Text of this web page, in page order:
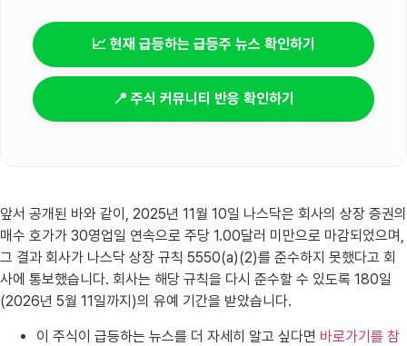
📈 현재 급등하는 급등주 뉴스 확인하기
📍 주식 커뮤니티 반응 확인하기
앞서 공개된 바와 같이, 2025년 11월 10일 나스닥은 회사의 상장 증권의
매수 호가가 30영업일 연속으로 주당 1.00달러 미만으로 마감되었으며,
그 결과 회사가 나스닥 상장 규칙 5550(a)(2)를 준수하지 못했다고 회
사에 통보했습니다. 회사는 해당 규칙을 다시 준수할 수 있도록 180일
(2026년 5월 11일까지)의 유예 기간을 받았습니다.
이 주식이 급등하는 뉴스를 더 자세히 알고 싶다면 바로가기를 참